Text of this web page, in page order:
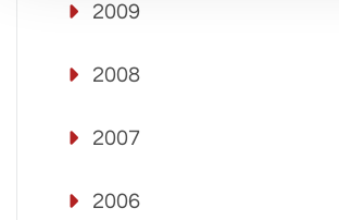
2009
2008
2007
2006